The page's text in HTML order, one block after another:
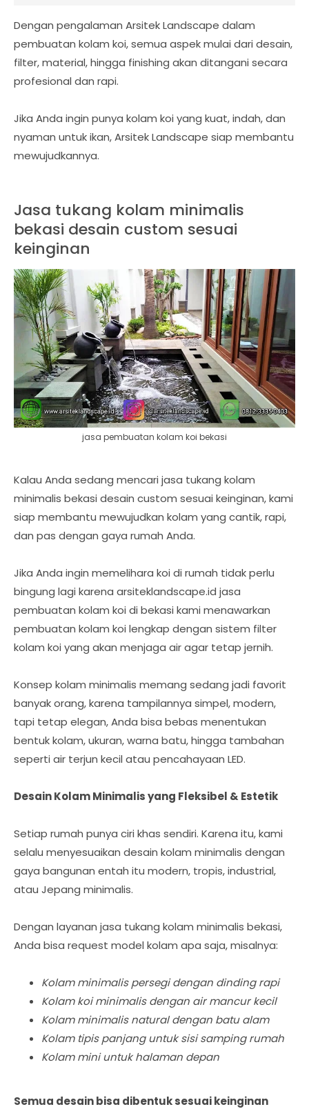
Dengan pengalaman Arsitek Landscape dalam
pembuatan kolam koi, semua aspek mulai dari desain,
filter, material, hingga finishing akan ditangani secara
profesional dan rapi.
Jika Anda ingin punya kolam koi yang kuat, indah, dan
nyaman untuk ikan, Arsitek Landscape siap membantu
mewujudkannya.
Jasa tukang kolam minimalis
bekasi desain custom sesuai
keinginan
jasa pembuatan kolam koi bekasi
Kalau Anda sedang mencari jasa tukang kolam
minimalis bekasi desain custom sesuai keinginan, kami
siap membantu mewujudkan kolam yang cantik, rapi,
dan pas dengan gaya rumah Anda.
Jika Anda ingin memelihara koi di rumah tidak perlu
bingung lagi karena arsiteklandscape.id jasa
pembuatan kolam koi di bekasi kami menawarkan
pembuatan kolam koi lengkap dengan sistem filter
kolam koi yang akan menjaga air agar tetap jernih.
Konsep kolam minimalis memang sedang jadi favorit
banyak orang, karena tampilannya simpel, modern,
tapi tetap elegan, Anda bisa bebas menentukan
bentuk kolam, ukuran, warna batu, hingga tambahan
seperti air terjun kecil atau pencahayaan LED.
Desain Kolam Minimalis yang Fleksibel & Estetik
Setiap rumah punya ciri khas sendiri. Karena itu, kami
selalu menyesuaikan desain kolam minimalis dengan
gaya bangunan entah itu modern, tropis, industrial,
atau Jepang minimalis.
Dengan layanan jasa tukang kolam minimalis bekasi,
Anda bisa request model kolam apa saja, misalnya:
Kolam minimalis persegi dengan dinding rapi
Kolam koi minimalis dengan air mancur kecil
Kolam minimalis natural dengan batu alam
Kolam tipis panjang untuk sisi samping rumah
Kolam mini untuk halaman depan
Semua desain bisa dibentuk sesuai keinginan